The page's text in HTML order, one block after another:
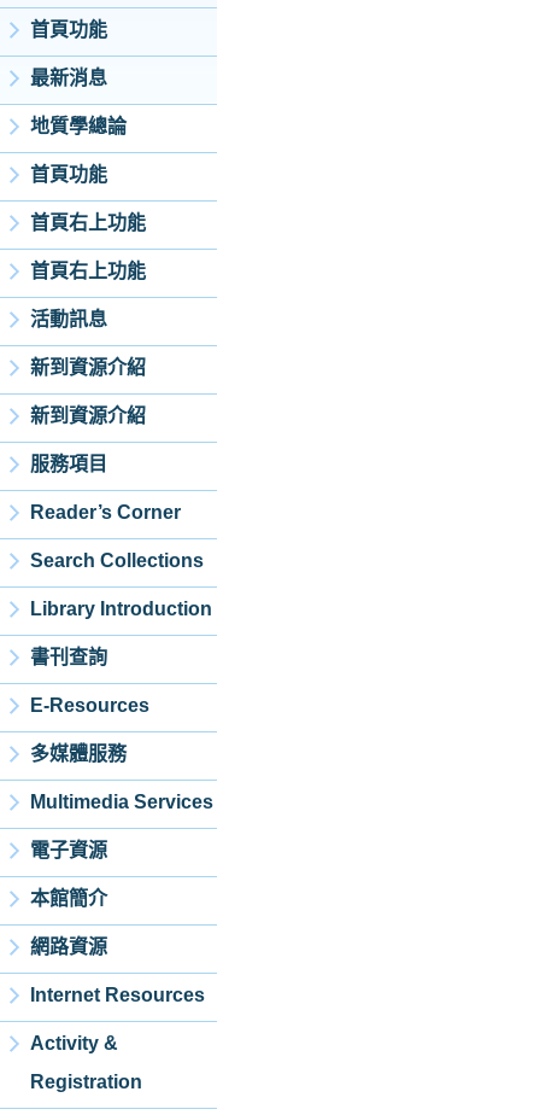
首頁功能
最新消息
地質學總論
首頁功能
首頁右上功能
首頁右上功能
活動訊息
新到資源介紹
新到資源介紹
服務項目
Reader’s Corner
Search Collections
Library Introduction
書刊查詢
E-Resources
多媒體服務
Multimedia Services
電子資源
本館簡介
網路資源
Internet Resources
Activity &
Registration